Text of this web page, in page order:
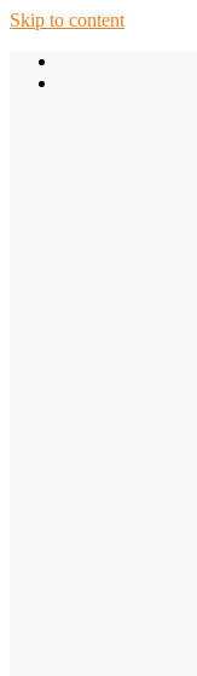
Skip to content